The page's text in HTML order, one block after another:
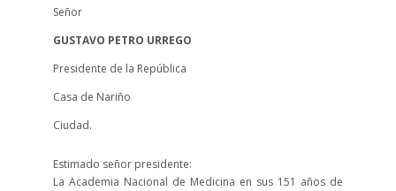
Señor
GUSTAVO PETRO URREGO
Presidente de la República
Casa de Nariño
Ciudad.
Estimado señor presidente:
La Academia Nacional de Medicina en sus 151 años de